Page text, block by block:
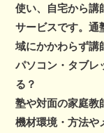
使い、自宅から講
サービスです。通
域にかかわらず講
パソコン・タブレ
る？
塾や対面の家庭教
機材環境・方法や